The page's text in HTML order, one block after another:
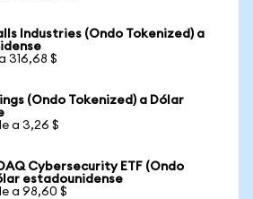
Industries (Ondo Tokenized) a
316,68 $
(Ondo Tokenized) a Dólar
a 3,26 $
Cybersecurity ETF (Ondo
estadounidense
a 98,60 $